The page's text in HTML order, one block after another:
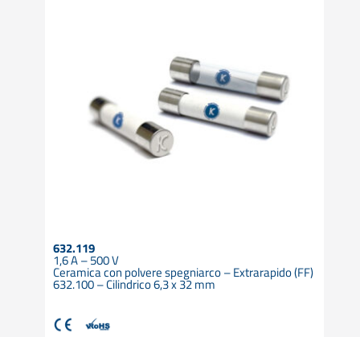
632.119
1,6 A – 500 V
Ceramica con polvere spegniarco – Extrarapido (FF)
632.100 – Cilindrico 6,3 x 32 mm